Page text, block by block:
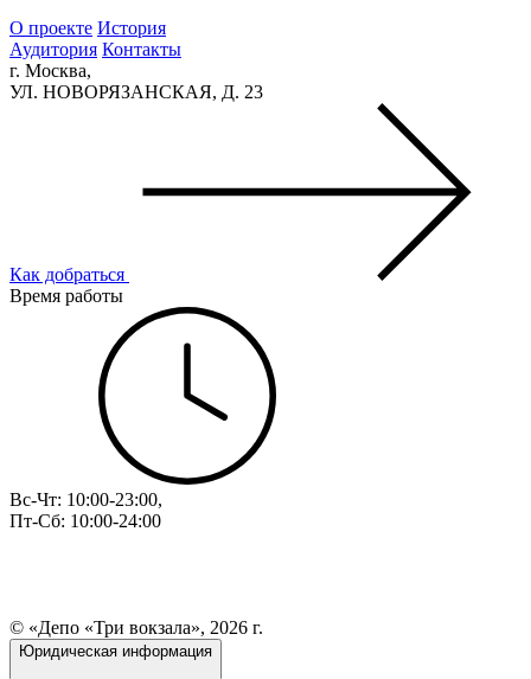
О проекте История
Аудитория Контакты
г. Москва,
УЛ. НОВОРЯЗАНСКАЯ, Д. 23
Как добраться
Время работы
Вс-Чт: 10:00-23:00,
Пт-Сб: 10:00-24:00
© «Депо «Три вокзала», 2026 г.
Юридическая информация